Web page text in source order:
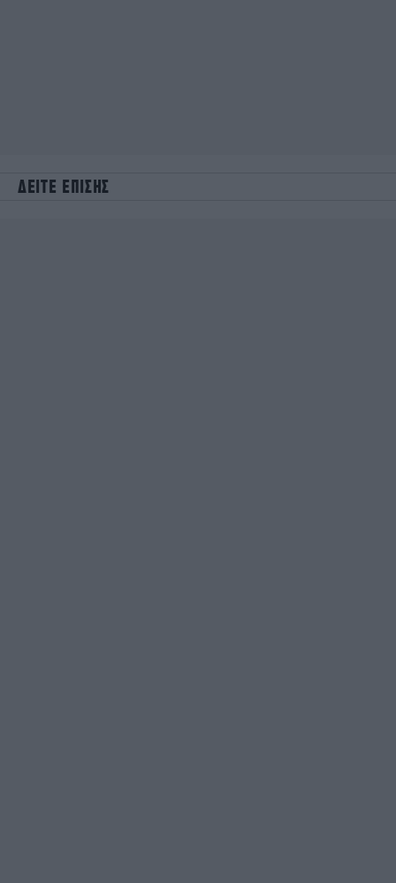
ΔΕΙΤΕ ΕΠΙΣΗΣ